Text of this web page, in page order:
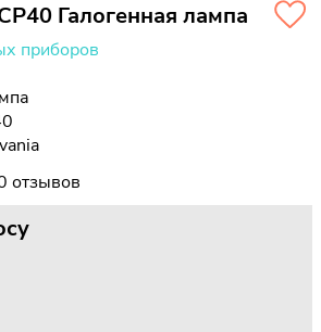
Галогенная лампа
приборов
отзывов